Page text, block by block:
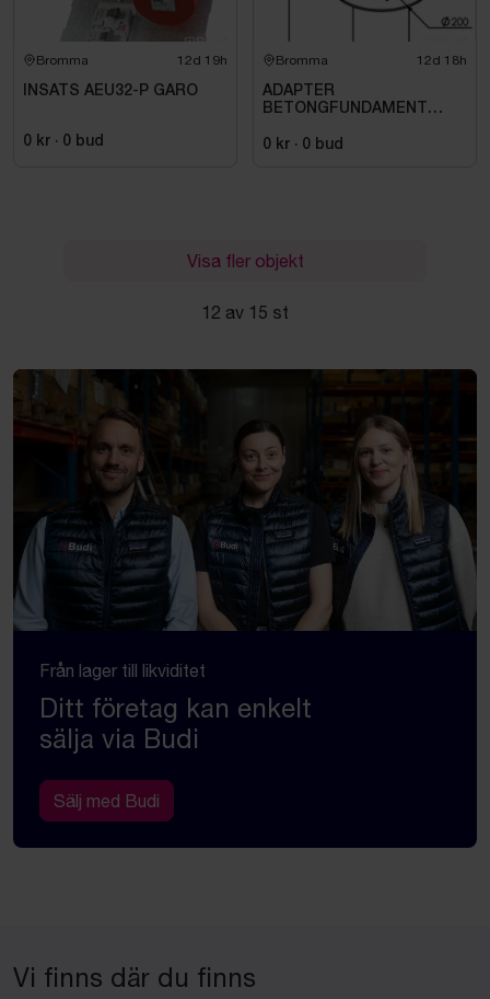
Bromma 12d 19h
INSATS AEU32-P GARO
0 kr · 0 bud
Bromma 12d 18h
ADAPTER
BETONGFUNDAMENT
0 kr · 0 bud
Visa fler objekt
12 av 15 st
Från lager till likviditet
Ditt företag kan enkelt
sälja via Budi
Sälj med Budi
Vi finns där du finns